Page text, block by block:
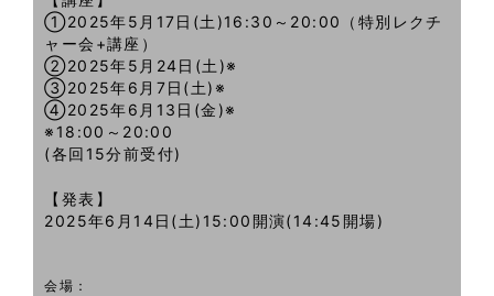
①2025年5月17日(土)16:30～20:00（特別レクチ
ャー会+講座）
②2025年5月24日(土)※
③2025年6月7日(土)※
④2025年6月13日(金)※
※18:00～20:00
(各回15分前受付)
【発表】
2025年6月14日(土)15:00開演(14:45開場)
会場：